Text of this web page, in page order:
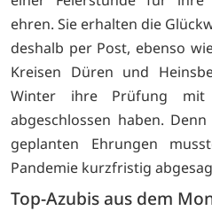
ehren. Sie erhalten die
deshalb per Post, ebenso
Kreisen Düren und
Winter ihre Prüfung
abgeschlossen haben.
geplanten Ehrungen
Pandemie kurzfristig
Top-Azubis aus dem